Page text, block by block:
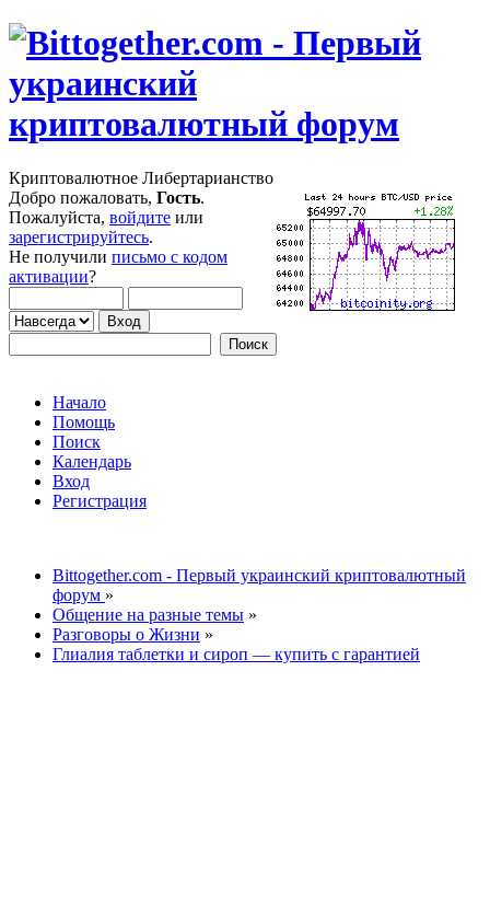
Криптовалютное Либертарианство
Добро пожаловать, Гость.
Пожалуйста, войдите или
зарегистрируйтесь.
Не получили письмо с кодом
активации?
Начало
Помощь
Поиск
Календарь
Вход
Регистрация
Bittogether.com - Первый украинский криптовалютный
форум »
Общение на разные темы »
Разговоры о Жизни »
Глиалия таблетки и сироп — купить с гарантией